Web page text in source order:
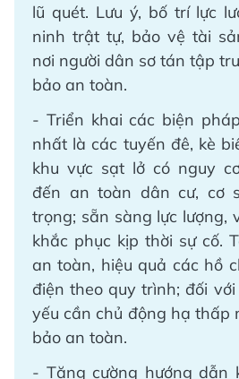
lũ quét. Lưu ý, bố trí lực
ninh trật tự, bảo vệ tài
nơi người dân sơ tán tập
bảo an toàn.
- Triển khai các biện
nhất là các tuyến đê, kè
khu vực sạt lở có nguy
đến an toàn dân cư, cơ
trọng; sẵn sàng lực lượng,
khắc phục kịp thời sự cố.
an toàn, hiệu quả các hồ
điện theo quy trình; đối
yếu cần chủ động hạ thấp
bảo an toàn.
- Tăng cường hướng dẫn